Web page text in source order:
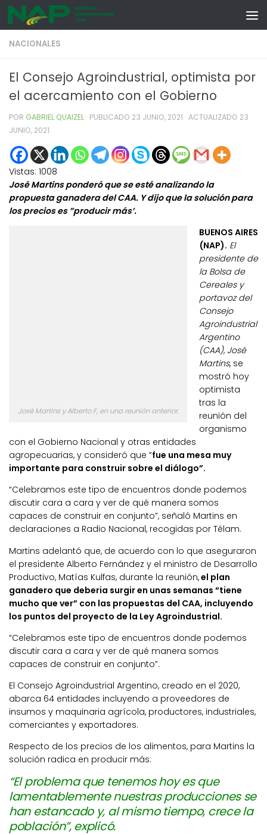
Skip to content
NACIONALES
El Consejo Agroindustrial, optimista por
el acercamiento con el Gobierno
POR GABRIEL QUAIZEL · PUBLICADO 23 JUNIO, 2021 · ACTUALIZADO 23
JUNIO, 2021
Vistas: 1008
José Martins ponderó que se esté analizando la
propuesta ganadera del CAA. Y dijo que la solución para
los precios es ”producir más’.
José Martins y Alberto F, en una reunión anterior.
BUENOS AIRES
(NAP). El
presidente de
la Bolsa de
Cereales y
portavoz del
Consejo
Agroindustrial
Argentino
(CAA), José
Martins, se
mostró hoy
optimista
tras la
reunión del
organismo
con el Gobierno Nacional y otras entidades
agropecuarias, y consideró que “fue una mesa muy
importante para construir sobre el diálogo”.
“Celebramos este tipo de encuentros donde podemos
discutir cara a cara y ver de qué manera somos
capaces de construir en conjunto”, señaló Martins en
declaraciones a Radio Nacional, recogidas por Télam.
Martins adelantó que, de acuerdo con lo que aseguraron
el presidente Alberto Fernández y el ministro de Desarrollo
Productivo, Matías Kulfas, durante la reunión,el plan
ganadero que deberia surgir en unas semanas “tiene
mucho que ver” con las propuestas del CAA, incluyendo
los puntos del proyecto de la Ley Agroindustrial.
“Celebramos este tipo de encuentros donde podemos
discutir cara a cara y ver de qué manera somos
capaces de construir en conjunto”.
El Consejo Agroindustrial Argentino, creado en el 2020,
abarca 64 entidades incluyendo a proveedores de
insumos y maquinaria agrícola, productores, industriales,
comerciantes y exportadores.
Respecto de los precios de los alimentos, para Martins la
solución radica en producir más:
“El problema que tenemos hoy es que
lamentablemente nuestras producciones se
han estancado y, al mismo tiempo, crece la
población”, explicó.